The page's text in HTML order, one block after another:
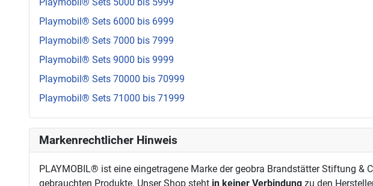
Playmobil® Sets 6000 bis 6999
Playmobil® Sets 7000 bis 7999
Playmobil® Sets 9000 bis 9999
Playmobil® Sets 70000 bis 70999
Playmobil® Sets 71000 bis 71999
Markenrechtlicher Hinweis
PLAYMOBIL® ist eine eingetragene Marke der geobra Brandstätter Stiftung
gebrauchten Produkte. Unser Shop steht in keiner Verbindung zu den